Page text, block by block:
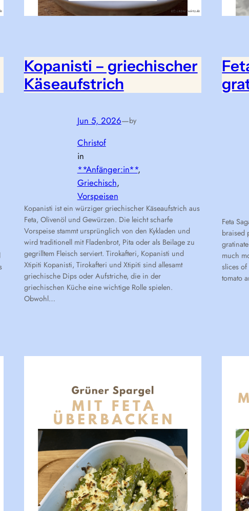
Kopanisti – griechischer
Käseaufstrich
Jun 5, 2026—by
Christof
in
**Anfänger:in**
Griechisch
Vorspeisen
Kopanisti ist ein würziger griechischer Käseaufstrich aus
Feta, Olivenöl und Gewürzen. Die leicht scharfe
Vorspeise stammt ursprünglich von den Kykladen und
wird traditionell mit Fladenbrot, Pita oder als Beilage zu
gegrilltem Fleisch serviert. Tirokafteri, Kopanisti und
Xtipiti Kopanisti, Tirokafteri und Xtipiti sind allesamt
griechische Dips oder Aufstriche, die in der
griechischen Küche eine wichtige Rolle spielen.
Obwohl…
Feta
braised
much
slices of
tomato